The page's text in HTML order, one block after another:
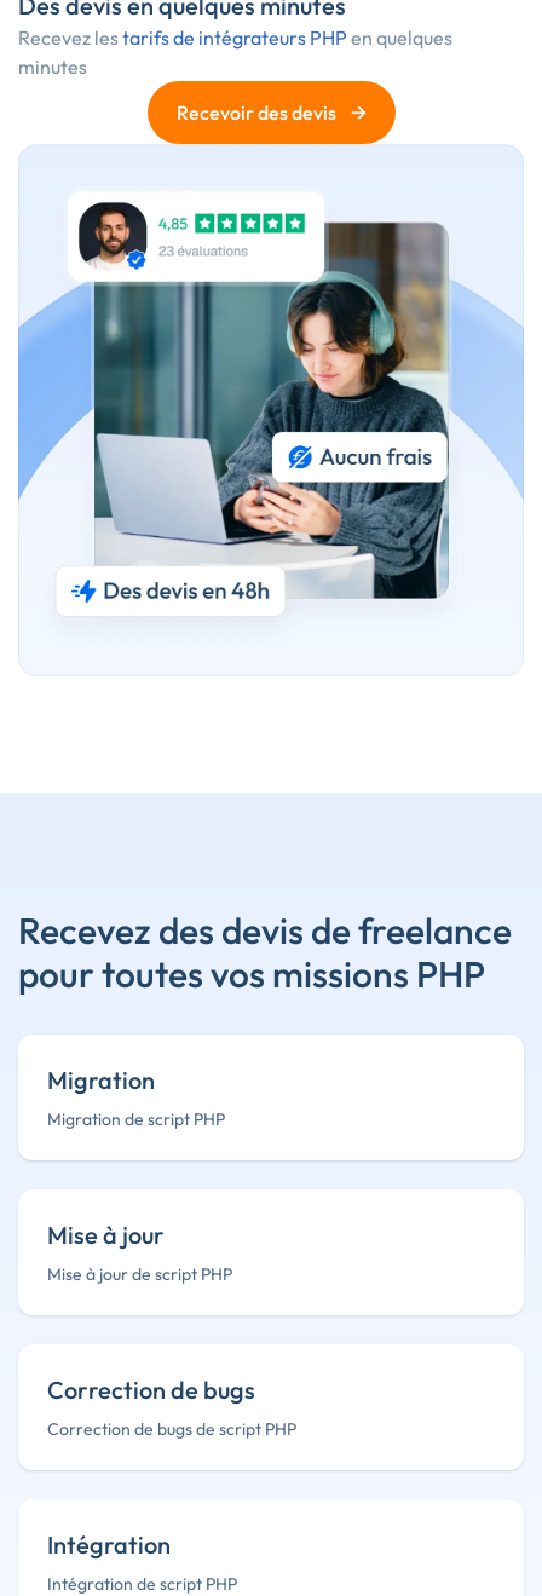
Recevez lestarifs de intégrateurs PHP en quelques
minutes
Recevoir des devis
→
Recevez des devis de freelance
pour toutes vos missions PHP
Migration
Migration de script PHP
Mise à jour
Mise à jour de script PHP
Correction de bugs
Correction de bugs de script PHP
Intégration
Intégration de script PHP